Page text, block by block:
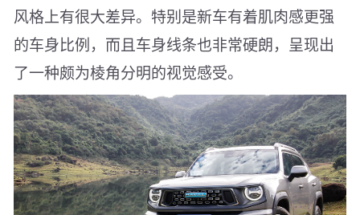
风格上有很大差异。特别是新车有着肌肉感更强
的车身比例，而且车身线条也非常硬朗，呈现出
了一种颇为棱角分明的视觉感受。